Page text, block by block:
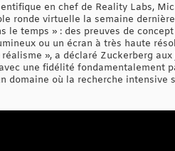
en chef de Reality Labs,
ronde virtuelle la semaine
le temps » : des preuves de
ou un écran à très haute
», a déclaré Zuckerberg
une fidélité fondamentalement
domaine où la recherche